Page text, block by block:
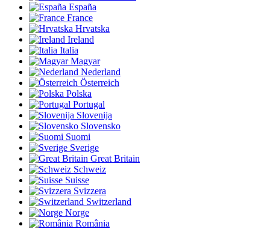
España
France
Hrvatska
Ireland
Italia
Magyar
Nederland
Österreich
Polska
Portugal
Slovenija
Slovensko
Suomi
Sverige
Great Britain
Schweiz
Suisse
Svizzera
Switzerland
Norge
România